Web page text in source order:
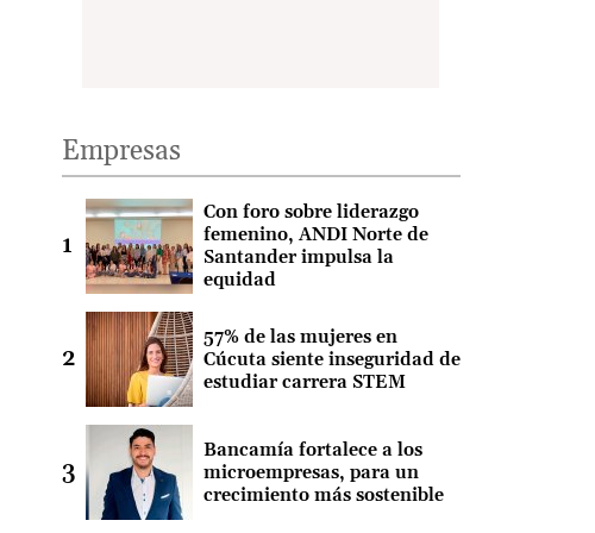
Empresas
Con foro sobre liderazgo
femenino, ANDI Norte de
Santander impulsa la
equidad
57% de las mujeres en
Cúcuta siente inseguridad de
estudiar carrera STEM
Bancamía fortalece a los
microempresas, para un
crecimiento más sostenible